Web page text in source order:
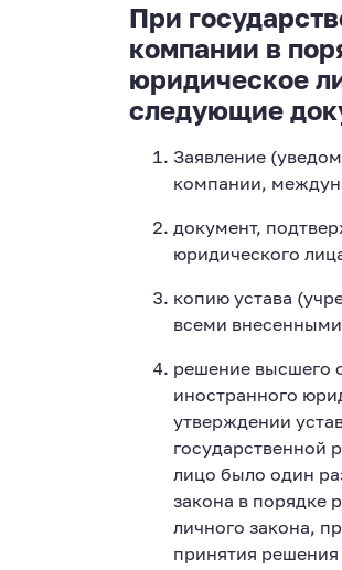
При
компании в
юридическое
следующие
Заявление
компании,
документ,
юридического
копию устава
всеми
решение высшего
иностранного
утверждении
государственной
лицо было один
закона в порядке
личного закона,
принятия